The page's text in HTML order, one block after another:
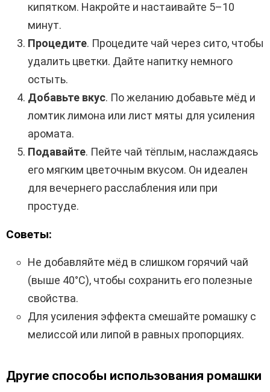
кипятком. Накройте и настаивайте 5–10
минут.
Процедите. Процедите чай через сито, чтобы
удалить цветки. Дайте напитку немного
остыть.
Добавьте вкус. По желанию добавьте мёд и
ломтик лимона или лист мяты для усиления
аромата.
Подавайте. Пейте чай тёплым, наслаждаясь
его мягким цветочным вкусом. Он идеален
для вечернего расслабления или при
простуде.
Советы:
Не добавляйте мёд в слишком горячий чай
(выше 40°C), чтобы сохранить его полезные
свойства.
Для усиления эффекта смешайте ромашку с
мелиссой или липой в равных пропорциях.
Другие способы использования ромашки